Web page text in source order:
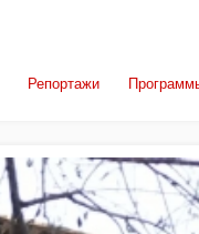
Репортажи